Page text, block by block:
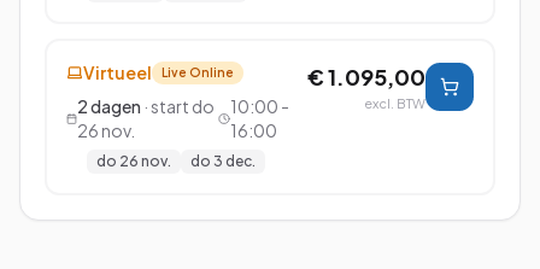
Virtueel Live Online
2dagen · start do
26 nov.
10:00 -
16:00
do 26 nov. do 3 dec.
€ 1.095,00
excl. BTW